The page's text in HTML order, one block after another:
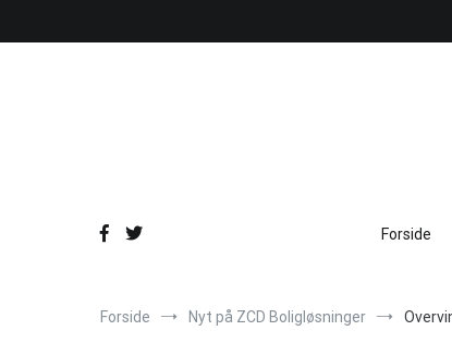
Forside
Forside Nyt på ZCD Boligløsninger